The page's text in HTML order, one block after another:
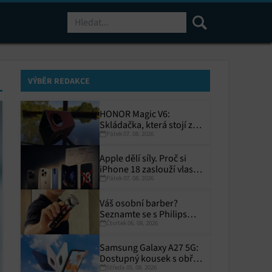
VÝBĚR REDAKCE
HONOR Magic V6:
Skládačka, která stojí za
toPátek 07. 08. 2026
Apple dělí síly. Proč si
iPhone 18 zaslouží vlastní
termín?
Pátek 07. 08. 2026
Váš osobní barber?
Seznamte se s Philips
i9000 Prestige Ultra
Čtvrtek 06. 08. 2026
Samsung Galaxy A27 5G:
Dostupný kousek s obřím
displejem
Středa 05. 08. 2026